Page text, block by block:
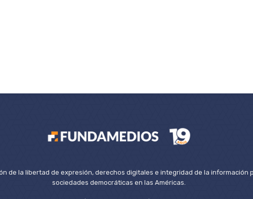
de la libertad de expresión, derechos digitales e integridad de la información
sociedades democráticas en las Américas.